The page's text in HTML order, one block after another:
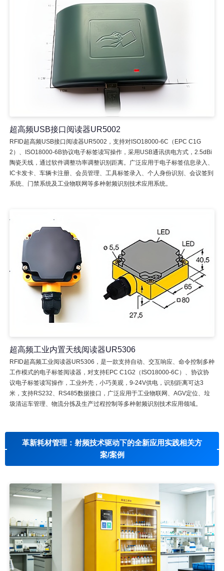
超高频USB接口阅读器UR5002
RFID超高频USB接口阅读器UR5002，支持对ISO18000-6C（EPC C1G
2）、ISO18000-6B协议电子标签读写操作，采用USB通讯供电方式，2.5dBi
陶瓷天线，通过软件调整功率调整识别距离。广泛应用于电子标签信息录入、
IC卡发卡、车辆卡注册、会员管理、工具标签录入、个人身份识别、会议签到
系统、门禁系统及工业物联网等多种射频识别技术应用系统。
超高频工业内置天线阅读器UR5306
RFID超高频工业阅读器UR5306，是一款支持自动、交互响应、命令控制多种
工作模式的电子标签阅读器，对支持EPC C1G2（ISO18000-6C）、协议协
议电子标签读写操作，工业外壳，小巧美观，9-24V供电，识别距离可达3
米，支持RS232、RS485数据接口，广泛应用于工业物联网、AGV定位、垃
圾清运车管理、物流分拣及生产过程控制等多种射频识别技术应用领域。
革新耗材管理：射频技术驱动下的全新应用实践相关方
案/案例